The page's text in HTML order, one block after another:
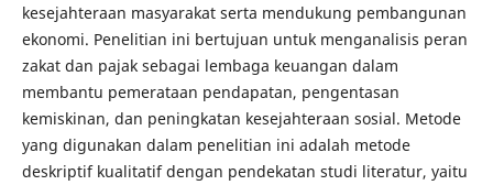
kesejahteraan masyarakat serta mendukung pembangunan
ekonomi. Penelitian ini bertujuan untuk menganalisis peran
zakat dan pajak sebagai lembaga keuangan dalam
membantu pemerataan pendapatan, pengentasan
kemiskinan, dan peningkatan kesejahteraan sosial. Metode
yang digunakan dalam penelitian ini adalah metode
deskriptif kualitatif dengan pendekatan studi literatur, yaitu